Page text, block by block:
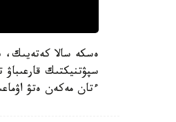
سپۋتنيكتىك
ءتان مەكەن ەتۋ